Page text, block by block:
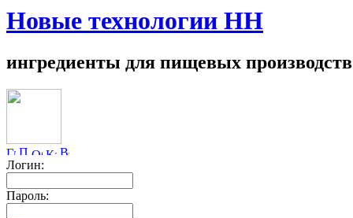
Новые технологии НН
ингредиенты для пищевых производств
Логин:
Пароль: